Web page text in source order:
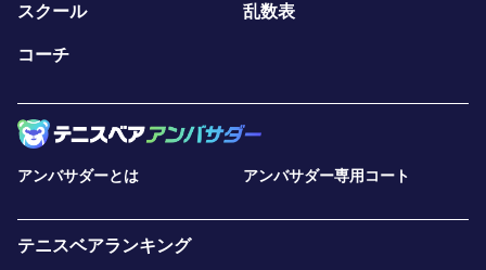
スクール 乱数表
コーチ
アンバサダーとは アンバサダー専用コート
テニスベアランキング